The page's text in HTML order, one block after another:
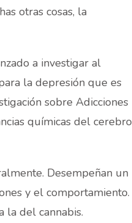
otras cosas, la
a investigar al
la depresión que es
sobre Adicciones
químicas del cerebro
Desempeñan un
y el comportamiento.
la del cannabis.